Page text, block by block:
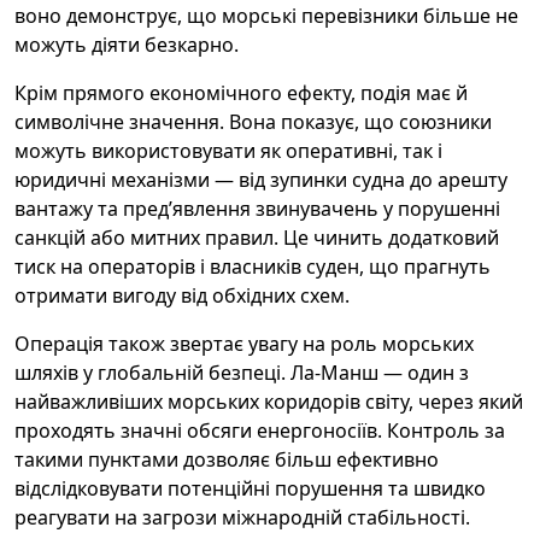
воно демонструє, що морські перевізники більше не
можуть діяти безкарно.
Крім прямого економічного ефекту, подія має й
символічне значення. Вона показує, що союзники
можуть використовувати як оперативні, так і
юридичні механізми — від зупинки судна до арешту
вантажу та пред’явлення звинувачень у порушенні
санкцій або митних правил. Це чинить додатковий
тиск на операторів і власників суден, що прагнуть
отримати вигоду від обхідних схем.
Операція також звертає увагу на роль морських
шляхів у глобальній безпеці. Ла‑Манш — один з
найважливіших морських коридорів світу, через який
проходять значні обсяги енергоносіїв. Контроль за
такими пунктами дозволяє більш ефективно
відслідковувати потенційні порушення та швидко
реагувати на загрози міжнародній стабільності.